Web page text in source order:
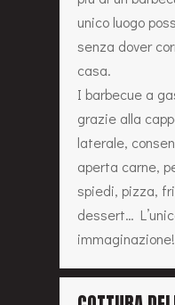
LA
CUCINA DA
COMPLETA!
Il concetto di
più di un
unico luogo
senza dover
casa.
I barbecue a
grazie alla